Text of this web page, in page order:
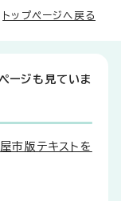
トップページへ戻る
ージも見ていま
市版テキストを